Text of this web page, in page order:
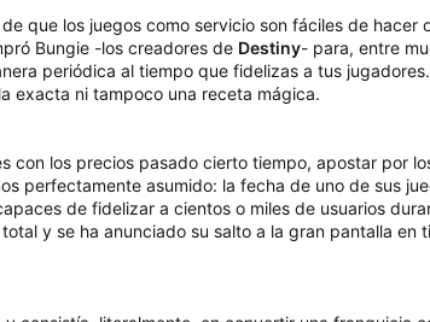
que los juegos como servicio son fáciles de hacer
Bungie -los creadores de Destiny- para, entre
periódica al tiempo que fidelizas a tus
exacta ni tampoco una receta mágica.
con los precios pasado cierto tiempo, apostar por
perfectamente asumido: la fecha de uno de sus
de fidelizar a cientos o miles de usuarios
y se ha anunciado su salto a la gran pantalla